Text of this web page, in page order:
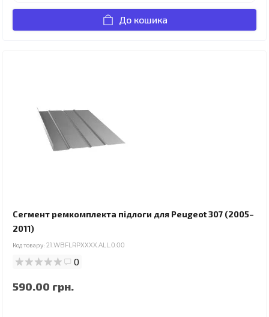
До кошика
Сегмент ремкомплекта підлоги для Peugeot 307 (2005–
2011)
Код товару: 21.WBFLRPXXXX.ALL.0.00
0
590.00 грн.